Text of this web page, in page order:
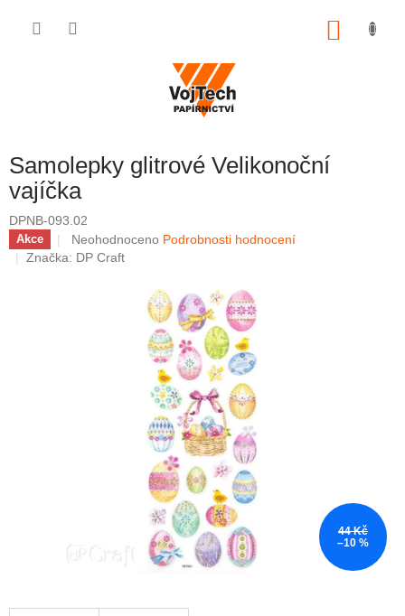
Samolepky glitrové Velikonoční
vajíčka
DPNB-093.02
Akce Průměrné hodnocení produktu je 0,0 z 5 hvězdiček.
Neohodnoceno Podrobnosti hodnocení
Značka: DP Craft
44 Kč
–10 %